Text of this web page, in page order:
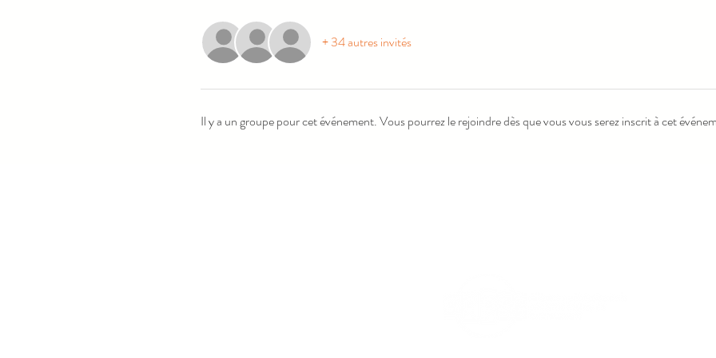
+ 34 autres invités
Il y a un groupe pour cet événement. Vous pourrez le rejoindre dès que vous vous serez inscrit à cet